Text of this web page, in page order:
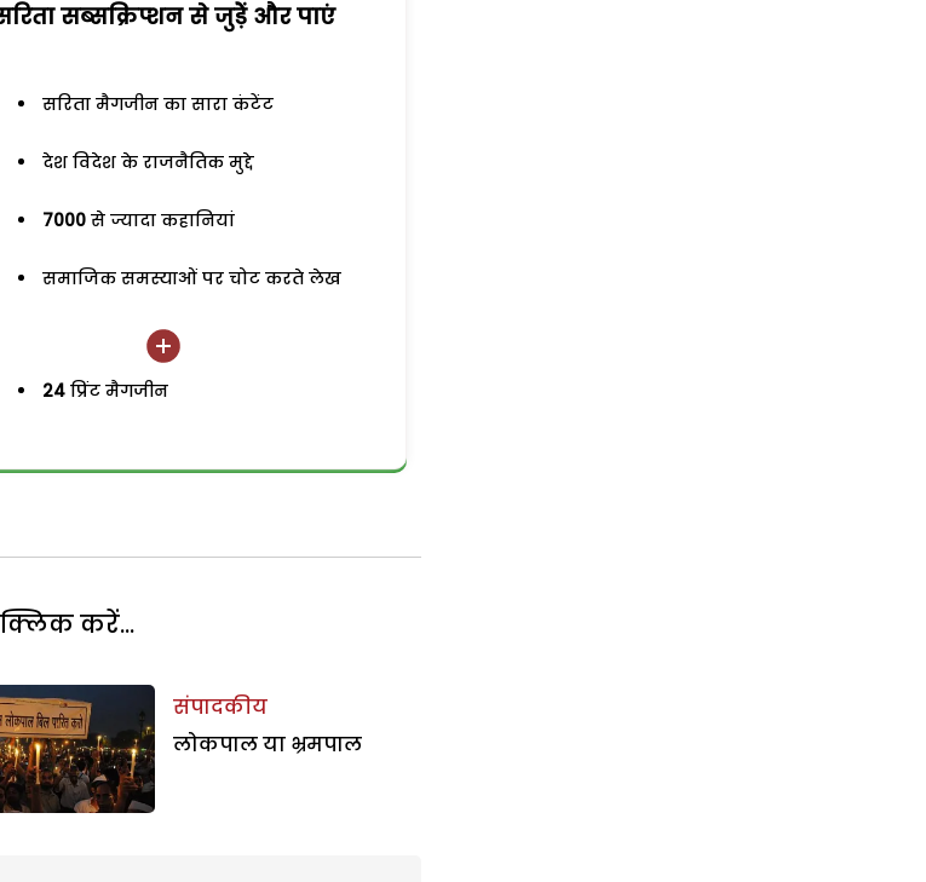
सब्सक्रिप्शन से जुड़ेें और पाएं
सरिता मैगजीन का सारा कंटेंट
देश विदेश के राजनैतिक मुद्दे
7000 से ज्यादा कहानियां
समाजिक समस्याओं पर चोट करते लेख
24 प्रिंट मैगजीन
करें...
संपादकीय
लोकपाल या भ्रमपाल